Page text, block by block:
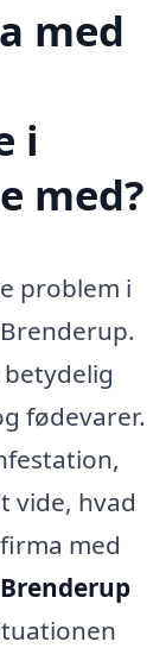
med
i
med?
problem i
fødevarer.
vide, hvad
med